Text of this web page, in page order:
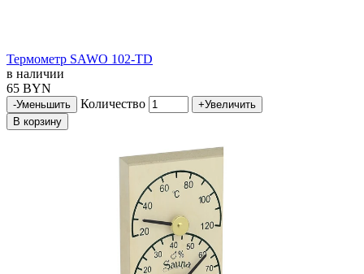
Термометр SAWO 102-ТD
в наличии
65 BYN
-Уменьшить Количество +Увеличить
В корзину